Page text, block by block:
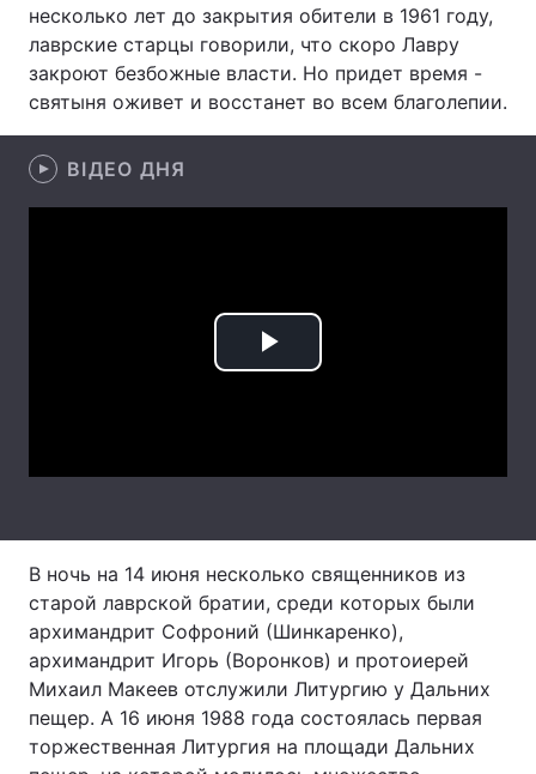
Інтерв'ю Думки
Архів Вакансії
Контакти
Послуги
несколько лет до закрытия обители в 1961 году,
лаврские старцы говорили, что скоро Лавру
закроют безбожные власти. Но придет время -
святыня оживет и восстанет во всем благолепии.
ВІДЕО ДНЯ
Play
В ночь на 14 июня несколько священников из
старой лаврской братии, среди которых были
архимандрит Софроний (Шинкаренко),
архимандрит Игорь (Воронков) и протоиерей
Михаил Макеев отслужили Литургию у Дальних
пещер. А 16 июня 1988 года состоялась первая
торжественная Литургия на площади Дальних